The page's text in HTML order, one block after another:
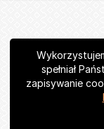
spełniał
zapisywanie